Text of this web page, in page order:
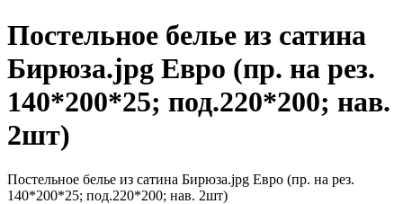
Постельное белье из сатина
Бирюза.jpg Евро (пр. на рез.
140*200*25; под.220*200; нав.
2шт)
Постельное белье из сатина Бирюза.jpg Евро (пр. на рез.
140*200*25; под.220*200; нав. 2шт)